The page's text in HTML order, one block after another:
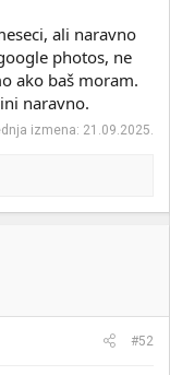
ali naravno
photos, ne
ako baš moram.
naravno.
izmena: 21.09.2025.
#52